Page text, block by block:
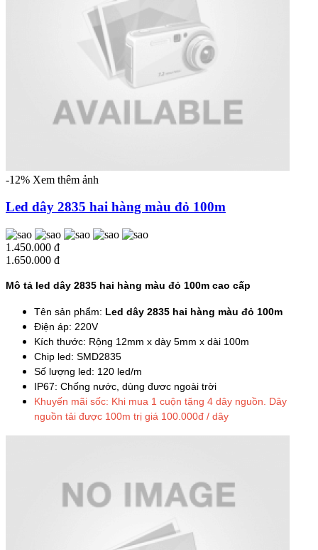
-12% Xem thêm ảnh
Led dây 2835 hai hàng màu đỏ 100m
1.450.000 đ
1.650.000 đ
Mô tả led dây 2835 hai hàng màu đỏ 100m cao cấp
Tên sản phẩm: Led dây 2835 hai hàng màu đỏ 100m
Điện áp: 220V
Kích thước: Rộng 12mm x dày 5mm x dài 100m
Chip led: SMD2835
Số lượng led: 120 led/m
IP67: Chống nước, dùng đươc ngoài trời
Khuyến mãi sốc: Khi mua 1 cuộn tặng 4 dây nguồn. Dây
nguồn tải được 100m trị giá 100.000đ / dây